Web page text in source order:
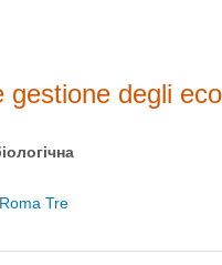
gestione degli
Tre